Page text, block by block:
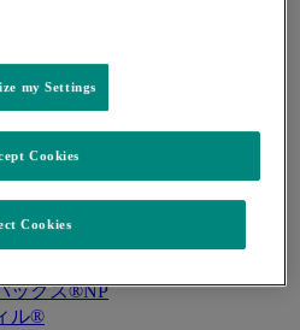
ダ®（MSI-High結腸・直腸癌）
ックス®
®
®
®9
ックス®NP
ル®
my Settings
Cookies
Cookies